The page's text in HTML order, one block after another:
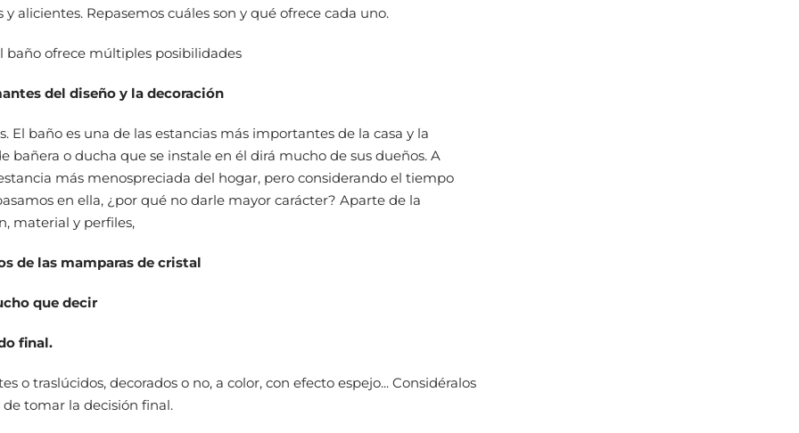
y alicientes. Repasemos cuáles son y qué ofrece cada uno.
baño ofrece múltiples posibilidades
del diseño y la decoración
El baño es una de las estancias más importantes de la casa y la
bañera o ducha que se instale en él dirá mucho de sus dueños. A
más menospreciada del hogar, pero considerando el tiempo
en ella, ¿por qué no darle mayor carácter? Aparte de la
material y perfiles,
de las mamparas de cristal
que decir
final.
o traslúcidos, decorados o no, a color, con efecto espejo... Considéralos
tomar la decisión final.